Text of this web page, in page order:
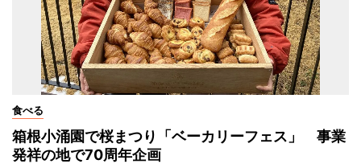
食べる
箱根小涌園で桜まつり「ベーカリーフェス」 事業
発祥の地で70周年企画